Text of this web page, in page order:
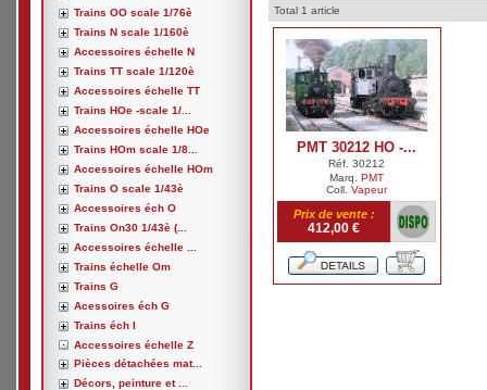
Trains OO scale 1/76è
Trains N scale 1/160è
Accessoires échelle N
Trains TT scale 1/120è
Accessoires échelle TT
Trains HOe -scale 1/...
Accessoires échelle HOe
Trains HOm scale 1/8...
Accessoires échelle HOm
Trains O scale 1/43è
Accessoires éch O
Trains On30 1/43è (...
Accessoires échelle ...
Trains échelle Om
Trains G
Acessoires éch G
Trains éch I
Accessoires échelle Z
Pièces détachées mat...
Décors, peinture et ...
Total 1 article
PMT 30212 HO -...
Réf. 30212
Marq. PMT
Coll. Vapeur
Prix de vente :
412,00 €